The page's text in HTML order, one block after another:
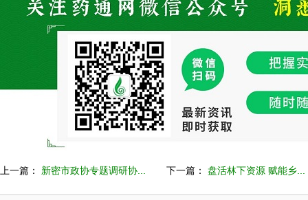
上一篇： 新密市政协专题调研协... 下一篇： 盘活林下资源 赋能乡...